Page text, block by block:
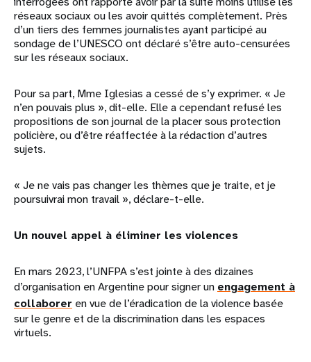
réseaux sociaux ou les avoir quittés complètement. Près
d’un tiers des femmes journalistes ayant participé au
sondage de l’UNESCO ont déclaré s’être auto-censurées
sur les réseaux sociaux.
Pour sa part, Mme Iglesias a cessé de s’y exprimer. « Je
n’en pouvais plus », dit-elle. Elle a cependant refusé les
propositions de son journal de la placer sous protection
policière, ou d’être réaffectée à la rédaction d’autres
sujets.
« Je ne vais pas changer les thèmes que je traite, et je
poursuivrai mon travail », déclare-t-elle.
Un nouvel appel à éliminer les violences
En mars 2023, l’UNFPA s’est jointe à des dizaines
d’organisation en Argentine pour signer un engagement à
collaborer en vue de l’éradication de la violence basée
sur le genre et de la discrimination dans les espaces
virtuels.